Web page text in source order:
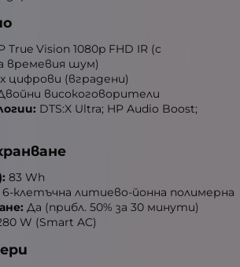
True Vision 1080p FHD IR (с
времевия шум)
цифрови (вградени)
високоговорители
DTS:X Ultra; HP Audio Boost;
83 Wh
6-клетъчна литиево-йонна полимерна
Да (прибл. 50% за 30 минути)
W (Smart AC)